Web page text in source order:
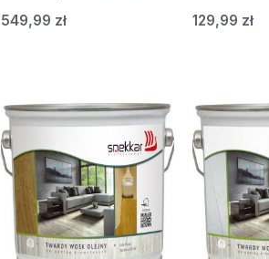
549,99 zł 129,99 zł